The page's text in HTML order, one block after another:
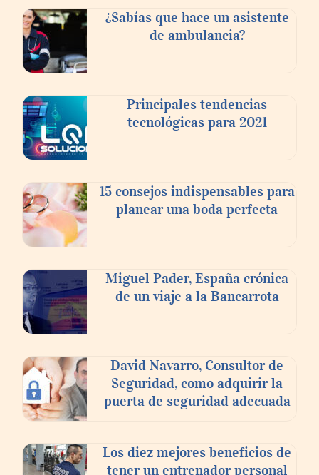
El Foro Iberoamericano volverá a tener un
gran protagonismo en la próxima feria
Veteco, en la que Colombia será el país
invitado
La Red invita a descubrir el Medievo
corriendo
Theriva™ Biologics anuncia que se ha
administrado la primera dosis a un
paciente en el ensayo clínico VIRAGE2 de
Fase IIa
¿Sabías que hace un asistente
de ambulancia?
Principales tendencias
tecnológicas para 2021
15 consejos indispensables para
planear una boda perfecta
Miguel Pader, España crónica
de un viaje a la Bancarrota
David Navarro, Consultor de
Seguridad, como adquirir la
puerta de seguridad adecuada
Los diez mejores beneficios de
tener un entrenador personal